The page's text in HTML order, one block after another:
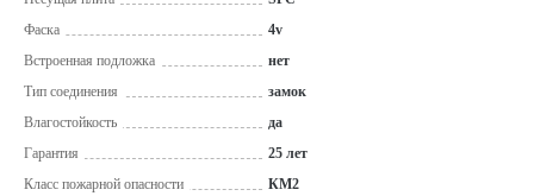
Фаска
4v
Встроенная подложка
нет
Тип соединения
замок
Влагостойкость
да
Гарантия
25 лет
Класс пожарной опасности
КМ2